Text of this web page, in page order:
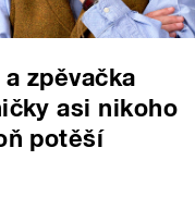
zpěvačka
asi nikoho
potěší